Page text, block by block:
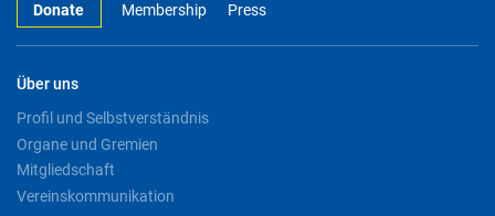
Donate Membership Press
Über uns
Profil und Selbstverständnis
Organe und Gremien
Mitgliedschaft
Vereinskommunikation